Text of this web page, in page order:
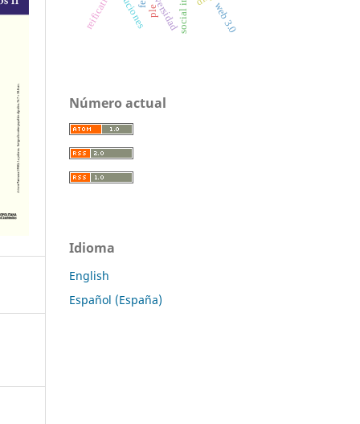
ple web 3.0
Número actual
Idioma
English
Español (España)